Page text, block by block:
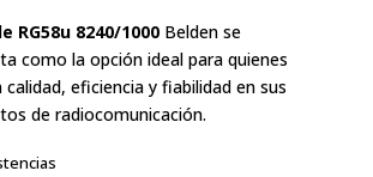
RG58u 8240/1000Belden se
como la opción ideal para quienes
calidad, eficiencia y fiabilidad en sus
de radiocomunicación.